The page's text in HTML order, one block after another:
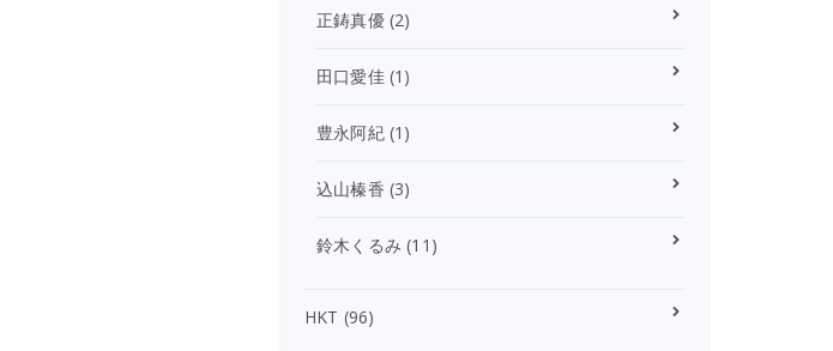
正鋳真優(2)
田口愛佳(1)
豊永阿紀(1)
込山榛香 (3)
鈴木くるみ (11)
HKT (96)